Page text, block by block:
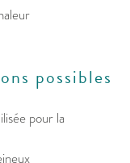
possibles
pour la